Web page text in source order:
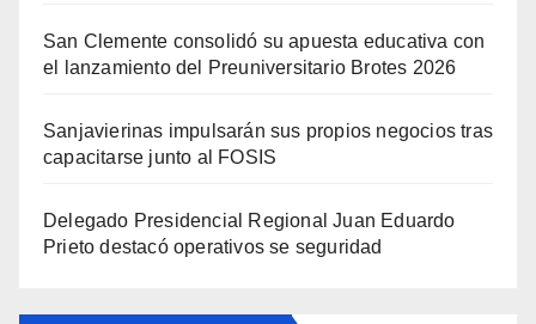
San Clemente consolidó su apuesta educativa con
el lanzamiento del Preuniversitario Brotes 2026
Sanjavierinas impulsarán sus propios negocios tras
capacitarse junto al FOSIS
Delegado Presidencial Regional Juan Eduardo
Prieto destacó operativos se seguridad